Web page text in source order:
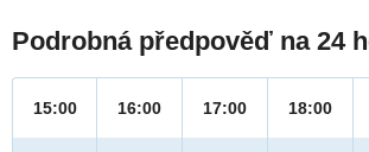
Podrobná předpověď na 24
15:00 16:00 17:00 18:00